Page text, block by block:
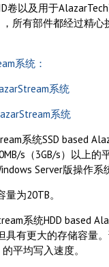
卷以及用于
，所有部件都经过精
系统：
系统
系统
系统SSD based
s（3GB/s）以上
Server版操作
为20TB。
系统HDD based
具有更大的存储容量
平均写入速度。